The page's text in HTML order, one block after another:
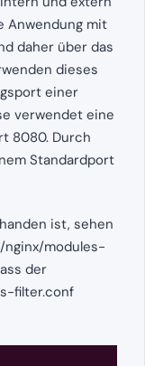
Anwendung mit
daher über das
dieses
einer
verwendet eine
8080. Durch
Standardport
ist, sehen
nginx/modules-
der
filter.conf